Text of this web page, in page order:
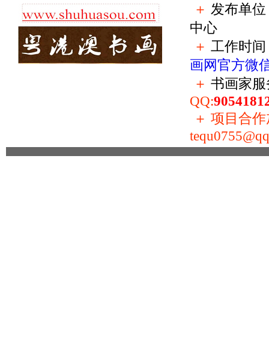
＋ 发布单
中心
＋ 工作时
画网官方微
＋ 书画家
QQ:
＋ 项目合作